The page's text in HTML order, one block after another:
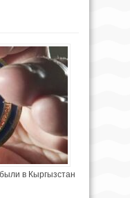
в Кыргызстан